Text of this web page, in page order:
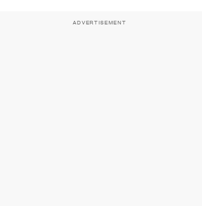
ADVERTISEMENT